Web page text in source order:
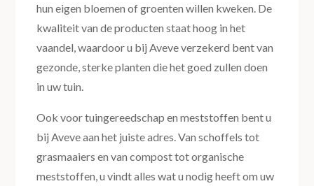
hun eigen bloemen of groenten willen kweken. De
kwaliteit van de producten staat hoog in het
vaandel, waardoor u bij Aveve verzekerd bent van
gezonde, sterke planten die het goed zullen doen
in uw tuin.
Ook voor tuingereedschap en meststoffen bent u
bij Aveve aan het juiste adres. Van schoffels tot
grasmaaiers en van compost tot organische
meststoffen, u vindt alles wat u nodig heeft om uw